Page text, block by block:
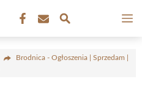
Brodnica - Ogłoszenia | Sprzedam |